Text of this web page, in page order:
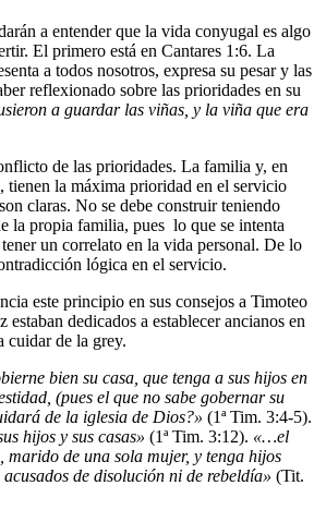
a entender que la vida conyugal es algo
El primero está en Cantares 1:6. La
a todos nosotros, expresa su pesar y las
reflexionado sobre las prioridades en su
a guardar las viñas, y la viña que era
de las prioridades. La familia y, en
tienen la máxima prioridad en el servicio
claras. No se debe construir teniendo
la propia familia, pues lo que se intenta
un correlato en la vida personal. De lo
lógica en el servicio.
este principio en sus consejos a Timoteo
estaban dedicados a establecer ancianos en
cuidar de la grey.
bien su casa, que tenga a sus hijos en
(pues el que no sabe gobernar su
de la iglesia de Dios?» (1ª Tim. 3:4-5).
hijos y sus casas» (1ª Tim. 3:12). «…el
marido de una sola mujer, y tenga hijos
acusados de disolución ni de rebeldía» (Tit.